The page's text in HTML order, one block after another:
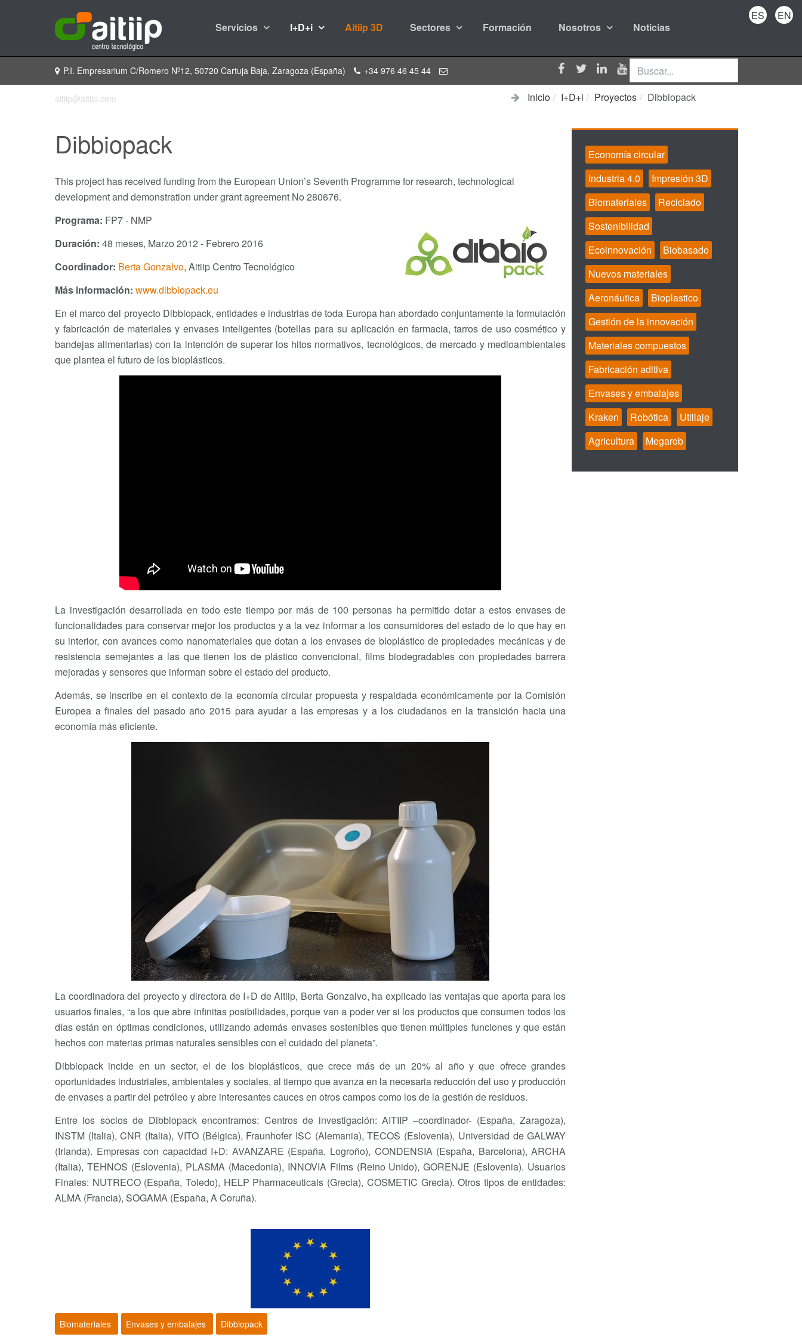
Servicios I+D+i Aitiip 3D Sectores Formación Nosotros Noticias
P.I. Empresarium C/Romero Nº12, 50720 Cartuja Baja, Zaragoza (España) +34 976 46 45 44
aitiip@aitiip.com
Buscar...
Inicio I+D+i Proyectos Dibbiopack
Dibbiopack
This project has received funding from the European Union’s Seventh Programme for research, technological
development and demonstration under grant agreement No 280676.
Programa: FP7 ‐ NMP
Duración: 48 meses, Marzo 2012 - Febrero 2016
Coordinador: Berta Gonzalvo, Aitiip Centro Tecnológico
Más información: www.dibbiopack.eu
En el marco del proyecto Dibbiopack, entidades e industrias de toda Europa han abordado conjuntamente la formulación
y fabricación de materiales y envases inteligentes (botellas para su aplicación en farmacia, tarros de uso cosmético y
bandejas alimentarias) con la intención de superar los hitos normativos, tecnológicos, de mercado y medioambientales
que plantea el futuro de los bioplásticos.
La investigación desarrollada en todo este tiempo por más de 100 personas ha permitido dotar a estos envases de
funcionalidades para conservar mejor los productos y a la vez informar a los consumidores del estado de lo que hay en
su interior, con avances como nanomateriales que dotan a los envases de bioplástico de propiedades mecánicas y de
resistencia semejantes a las que tienen los de plástico convencional, films biodegradables con propiedades barrera
mejoradas y sensores que informan sobre el estado del producto.
Además, se inscribe en el contexto de la economía circular propuesta y respaldada económicamente por la Comisión
Europea a finales del pasado año 2015 para ayudar a las empresas y a los ciudadanos en la transición hacia una
economía más eficiente.
La coordinadora del proyecto y directora de I+D de Aitiip, Berta Gonzalvo, ha explicado las ventajas que aporta para los
usuarios finales, “a los que abre infinitas posibilidades, porque van a poder ver si los productos que consumen todos los
días están en óptimas condiciones, utilizando además envases sostenibles que tienen múltiples funciones y que están
hechos con materias primas naturales sensibles con el cuidado del planeta”.
Dibbiopack incide en un sector, el de los bioplásticos, que crece más de un 20% al año y que ofrece grandes
oportunidades industriales, ambientales y sociales, al tiempo que avanza en la necesaria reducción del uso y producción
de envases a partir del petróleo y abre interesantes cauces en otros campos como los de la gestión de residuos.
Entre los socios de Dibbiopack encontramos: Centros de investigación: AITIIP –coordinador- (España, Zaragoza),
INSTM (Italia), CNR (Italia), VITO (Bélgica), Fraunhofer ISC (Alemania), TECOS (Eslovenia), Universidad de GALWAY
(Irlanda). Empresas con capacidad I+D: AVANZARE (España, Logroño), CONDENSIA (España, Barcelona), ARCHA
(Italia), TEHNOS (Eslovenia), PLASMA (Macedonia), INNOVIA Films (Reino Unido), GORENJE (Eslovenia). Usuarios
Finales: NUTRECO (España, Toledo), HELP Pharmaceuticals (Grecia), COSMETIC Grecia). Otros tipos de entidades:
ALMA (Francia), SOGAMA (España, A Coruña).
Biomateriales Envases y embalajes Dibbiopack
Economía circular
Industria 4.0
Impresión 3D
Biomateriales
Reciclado
Sostenibilidad
Ecoinnovación
Biobasado
Nuevos materiales
Aeronáutica
Bioplastico
Gestión de la innovación
Materiales compuestos
Fabricación aditiva
Envases y embalajes
Kraken
Robótica
Utillaje
Agricultura
Megarob
ES EN